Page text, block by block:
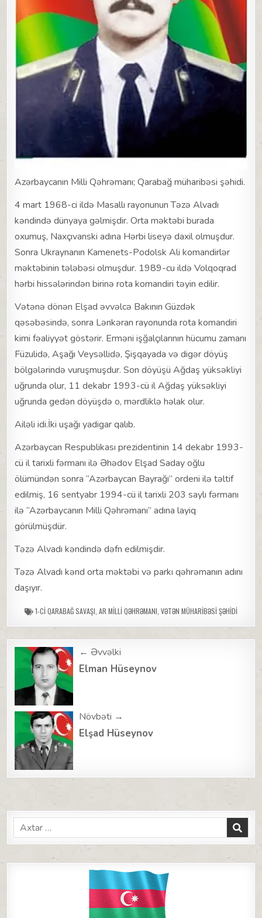
Azərbaycanın Milli Qəhrəmanı; Qarabağ müharibəsi şəhidi.
4 mart 1968-ci ildə Masallı rayonunun Təzə Alvadı
kəndində dünyaya gəlmişdir. Orta məktəbi burada
oxumuş, Naxçıvanski adına Hərbi liseyə daxil olmuşdur.
Sonra Ukraynanın Kamenets-Podolsk Ali komandirlər
məktəbinin tələbəsi olmuşdur. 1989-cu ildə Volqoqrad
hərbi hissələrindən birinə rota komandiri təyin edilir.
Vətənə dönən Elşad əvvəlcə Bakının Güzdək
qəsəbəsində, sonra Lənkəran rayonunda rota komandiri
kimi fəaliyyət göstərir. Erməni işğalçılarının hücumu zamanı
Füzulidə, Aşağı Veysəllidə, Şişqayada və digər döyüş
bölgələrində vuruşmuşdur. Son döyüşü Ağdaş yüksəkliyi
uğrunda olur, 11 dekabr 1993-cü il Ağdaş yüksəkliyi
uğrunda gedən döyüşdə o, mərdliklə həlak olur.
Ailəli idi.İki uşağı yadigar qalıb.
Azərbaycan Respublikası prezidentinin 14 dekabr 1993-
cü il tarixli fərmanı ilə Əhədov Elşad Saday oğlu
ölümündən sonra “Azərbaycan Bayrağı” ordeni ilə təltif
edilmiş, 16 sentyabr 1994-cü il tarixli 203 saylı fərmanı
ilə “Azərbaycanın Milli Qəhrəmanı” adına layiq
görülmüşdür.
Təzə Alvadı kəndində dəfn edilmişdir.
Təzə Alvadı kənd orta məktəbi və parkı qəhrəmanın adını
daşıyır.
1-CI QARABAĞ SAVAŞI AR MILLI QƏHRƏMANI VƏTƏN MÜHARIBƏSI ŞƏHIDI
Post
navigation
← Əvvəlki
Elman Hüseynov
Növbəti →
Elşad Hüseynov
Search
for: